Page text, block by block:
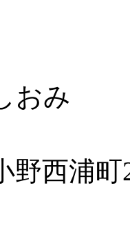
おみ
野西浦町